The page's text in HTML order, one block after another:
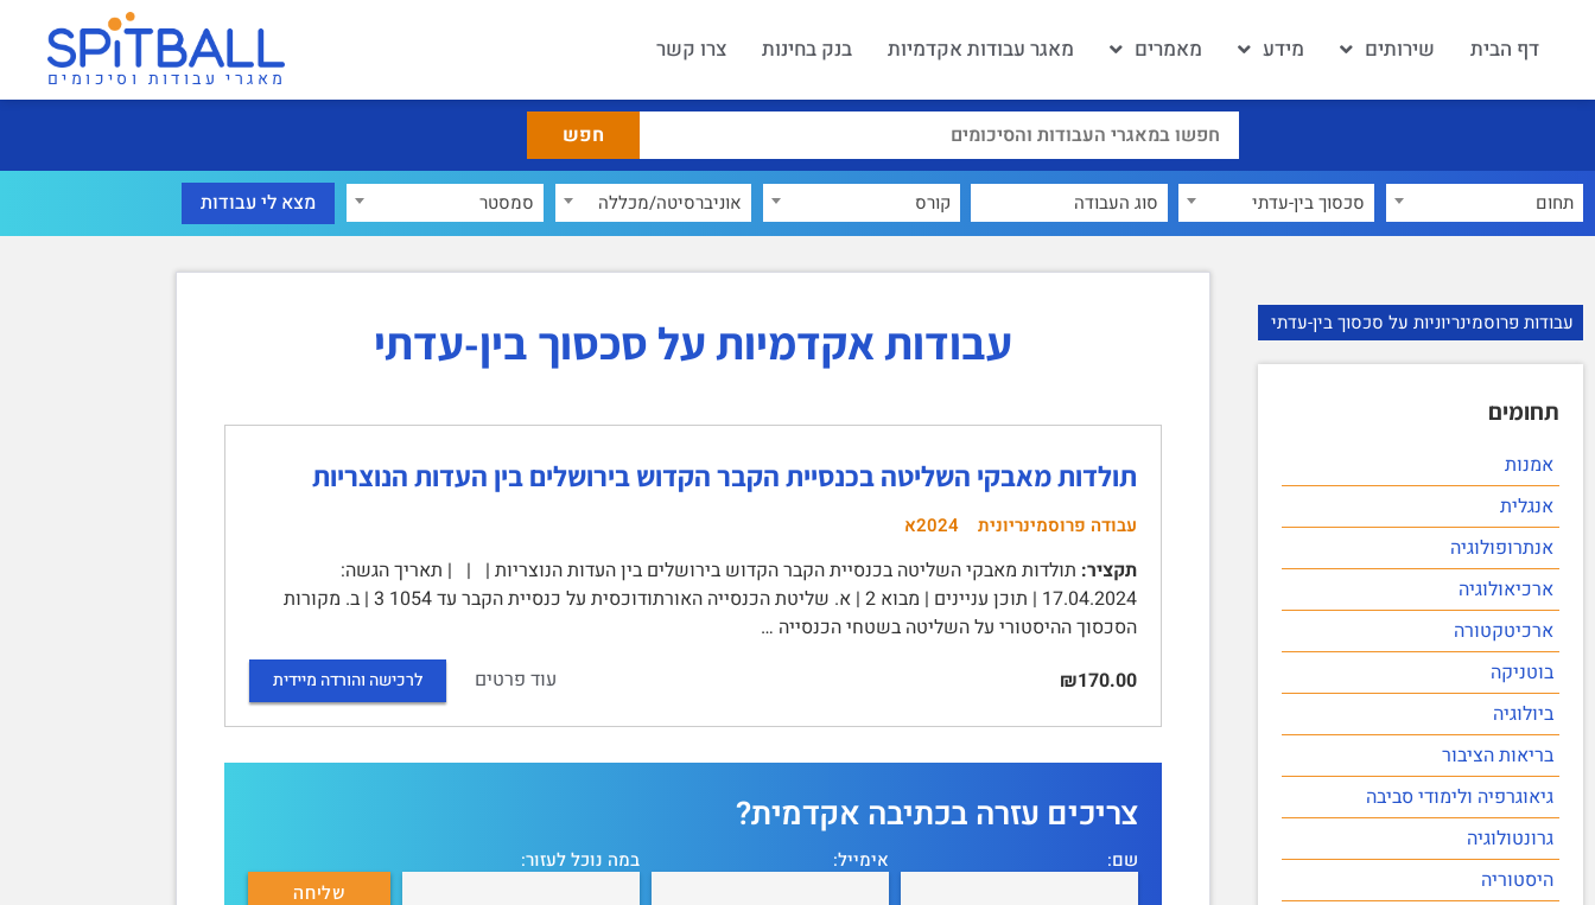
דף הבית שירותים מידע מאמרים מאגר עבודות אקדמיות בנק בחינות צרו קשר
מאגרי עבודות וסיכומים
תחום סכסוך בין-עדתי קורס אוניברסיטה/מכללה סמסטר
עבודות פרוסמינריוניות על סכסוך בין-עדתי
תחומים
אמנות
אנגלית
אנתרופולוגיה
ארכיאולוגיה
ארכיטקטורה
בוטניקה
ביולוגיה
בריאות הציבור
גיאוגרפיה ולימודי סביבה
גרונטולוגיה
היסטוריה
עבודות אקדמיות על סכסוך בין-עדתי
תולדות מאבקי השליטה בכנסיית הקבר הקדוש בירושלים בין העדות הנוצריות
עבודה פרוסמינריונית 2024א
תקציר: תולדות מאבקי השליטה בכנסיית הקבר הקדוש בירושלים בין העדות הנוצריות | | | תאריך הגשה:
17.04.2024 | תוכן עניינים | מבוא 2 | א. שליטת הכנסייה האורתודוכסית על כנסיית הקבר עד 1054 3 | ב. מקורות
הסכסוך ההיסטורי על השליטה בשטחי הכנסייה …
₪170.00
עוד פרטים לרכישה והורדה מיידית
צריכים עזרה בכתיבה אקדמית?
שם: אימייל: במה נוכל לעזור: